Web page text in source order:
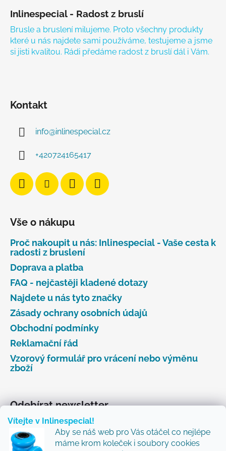
Vítejte v Inlinespecial!
Aby se náš web pro Vás otáčel co nejlépe
máme krom koleček i soubory cookies
Inlinespecial - Radost z bruslí
Brusle a bruslení milujeme. Proto všechny produkty
které u nás najdete sami používáme, testujeme a jsme
si jisti kvalitou. Rádi předáme radost z bruslí dál i Vám.
Kontakt
info@inlinespecial.cz
+420724165417
Vše o nákupu
Proč nakoupit u nás: Inlinespecial - Vaše cesta k
radosti z bruslení
Doprava a platba
FAQ - nejčastěji kladené dotazy
Najdete u nás tyto značky
Zásady ochrany osobních údajů
Obchodní podmínky
Reklamační řád
Vzorový formulář pro vrácení nebo výměnu
zboží
Odebírat newsletter
Vložte svůj e-mail a my vám budeme zasílat informace
o nových produktech na našem e-shopu.